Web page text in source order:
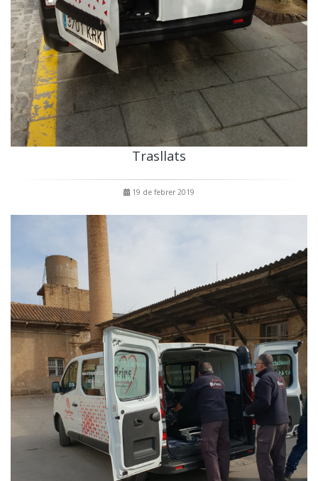
Trasllats
19 de febrer 2019